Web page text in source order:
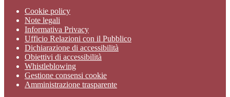
Cookie policy
Note legali
Informativa Privacy
Ufficio Relazioni con il Pubblico
Dichiarazione di accessibilità
Obiettivi di accessibilità
Whistleblowing
Gestione consensi cookie
Amministrazione trasparente